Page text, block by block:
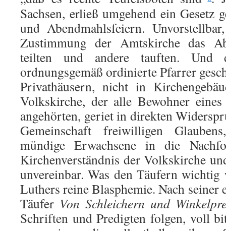
Sachsen, erließ umgehend ein Gesetz
und Abendmahlsfeiern.
Zustimmung der Amtskirche das
teilten und andere tauften. Und
ordnungsgemäß or­dinierte Pfarrer
Privathäusern, nicht in
Volkskirche, der alle Bewohner
angehörten, geriet in di­rekten
Gemeinschaft freiwilligen
mündige Erwachsene in die
Kirchenverständnis der Volkskirche
unvereinbar. Was den Täufern
Luthers rei­ne Blasphemie. Nach seiner
Täufer Von Schleichern und
Schriften und Predigten folgen, voll